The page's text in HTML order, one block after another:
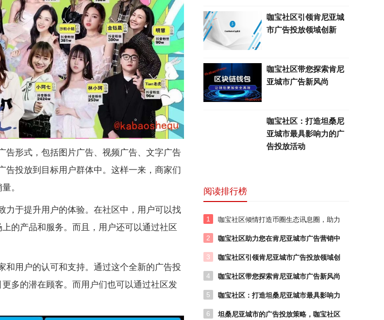
告形式，包括图片广告、视频广告、文字广告
告投放到目标用户群体中。这样一来，商家们
。
力于提升用户的体验。在社区中，用户可以找
的产品和服务。而且，用户还可以通过社区
和用户的认可和支持。通过这个全新的广告投
多的潜在顾客。而用户们也可以通过社区发
咖宝社区引领肯尼亚城
市广告投放领域创新
咖宝社区带您探索肯尼
亚城市广告新风尚
咖宝社区：打造坦桑尼
亚城市最具影响力的广
告投放活动